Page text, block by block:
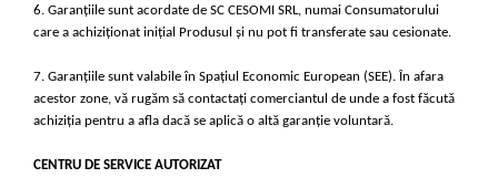
6. Garanțiile sunt acordate de SC CESOMI SRL, numai Consumatorului
care a achiziționat inițial Produsul și nu pot fi transferate sau cesionate.
7. Garanțiile sunt valabile în Spațiul Economic European (SEE). În afara
acestor zone, vă rugăm să contactați comerciantul de unde a fost făcută
achiziția pentru a afla dacă se aplică o altă garanție voluntară.
CENTRU DE SERVICE AUTORIZAT